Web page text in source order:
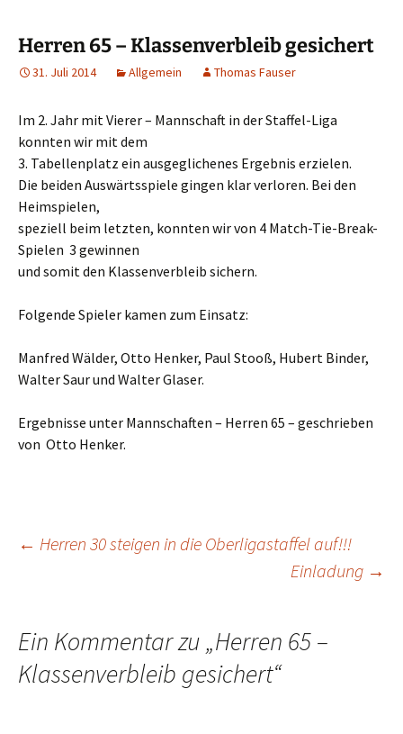
Herren 65 – Klassenverbleib gesichert
31. Juli 2014 Allgemein Thomas Fauser
Im 2. Jahr mit Vierer – Mannschaft in der Staffel-Liga
konnten wir mit dem
3. Tabellenplatz ein ausgeglichenes Ergebnis erzielen.
Die beiden Auswärtsspiele gingen klar verloren. Bei den
Heimspielen,
speziell beim letzten, konnten wir von 4 Match-Tie-Break-
Spielen 3 gewinnen
und somit den Klassenverbleib sichern.
Folgende Spieler kamen zum Einsatz:
Manfred Wälder, Otto Henker, Paul Stooß, Hubert Binder,
Walter Saur und Walter Glaser.
Ergebnisse unter Mannschaften – Herren 65 – geschrieben
von Otto Henker.
Beitragsnavigation
← Herren 30 steigen in die Oberligastaffel auf!!!
Einladung →
Ein Kommentar zu „Herren 65 –
Klassenverbleib gesichert“